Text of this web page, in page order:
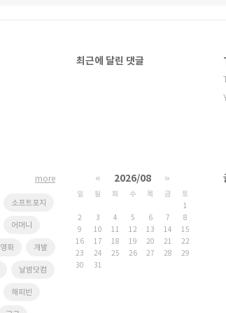
최근에 달린 댓글
소프트포지
어머니
영화 개발
날밤닷컴
해피빈
more « 2026/08 »
일 월 화 수 목 금
토
1
2
3 4 5 6 7
8
9
10 11 12 13 14
15
16
17 18 19 20 21
22
23
24 25 26 27 28
29
30
31